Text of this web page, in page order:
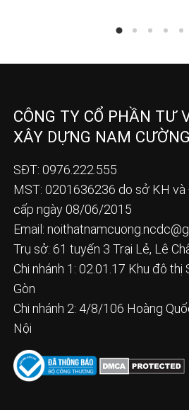
CÔNG TY CỔ PHẦN TƯ
XÂY DỰNG NAM CƯỜNG
SĐT: 0976.222.555
MST: 0201636236 do sở KH
cấp ngày 08/06/2015
Email:
Trụ sở: 61 tuyến 3 Trại Lẻ, Lê
Chi nhánh 1: 02.01.17 Khu đô thị
Gòn
Chi nhánh 2: 4/8/106 Hoàng
Nội